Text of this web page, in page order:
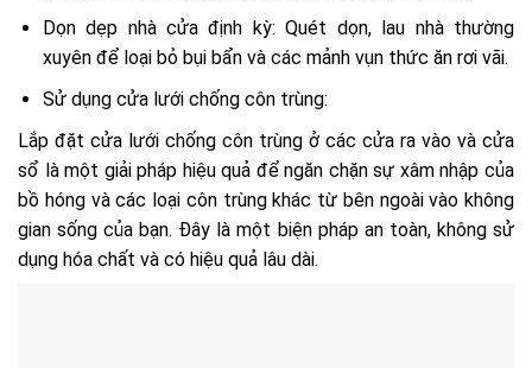
Dọn dẹp nhà cửa định kỳ: Quét dọn, lau nhà thường
xuyên để loại bỏ bụi bẩn và các mảnh vụn thức ăn rơi vãi.
Sử dụng cửa lưới chống côn trùng:
Lắp đặt cửa lưới chống côn trùng ở các cửa ra vào và cửa
sổ là một giải pháp hiệu quả để ngăn chặn sự xâm nhập của
bồ hóng và các loại côn trùng khác từ bên ngoài vào không
gian sống của bạn. Đây là một biện pháp an toàn, không sử
dụng hóa chất và có hiệu quả lâu dài.